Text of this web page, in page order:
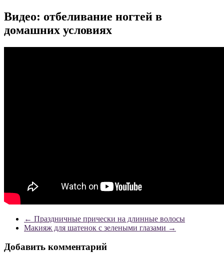
Видео: отбеливание ногтей в
домашних условиях
← Праздничные прически на длинные волосы
Макияж для шатенок с зелеными глазами →
Добавить комментарий